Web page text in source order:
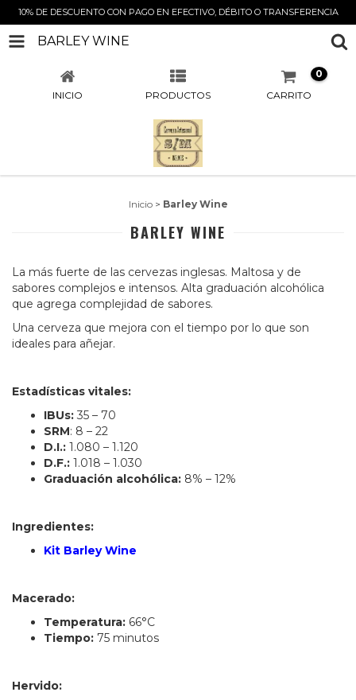
10% DE DESCUENTO CON PAGO EN EFECTIVO, DÉBITO O TRANSFERENCIA
BARLEY WINE
INICIO PRODUCTOS CARRITO
0
Inicio > Barley Wine
BARLEY WINE
La más fuerte de las cervezas inglesas. Maltosa y de
sabores complejos e intensos. Alta graduación alcohólica
que agrega complejidad de sabores.
Una cerveza que mejora con el tiempo por lo que son
ideales para añejar.
Estadísticas vitales:
IBUs: 35 – 70
SRM: 8 – 22
D.I.: 1.080 – 1.120
D.F.: 1.018 – 1.030
Graduación alcohólica: 8% – 12%
Ingredientes:
Kit Barley Wine
Macerado:
Temperatura: 66°C
Tiempo: 75 minutos
Hervido: